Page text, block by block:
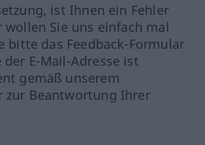
ist Ihnen ein Fehler
Sie uns einfach mal
bitte das Feedback-Formular
der E-Mail-Adresse ist
gemäß unserem
zur Beantwortung Ihrer